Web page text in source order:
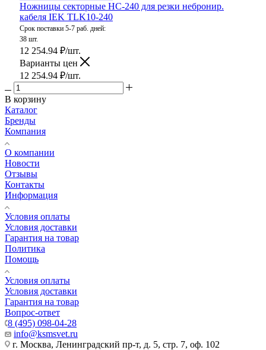
Ножницы секторные НС-240 для резки небронир.
кабеля IEK TLK10-240
Срок поставки 5-7 раб. дней:
38 шт.
12 254.94 ₽/шт.
Варианты цен
12 254.94 ₽/шт.
В корзину
Каталог
Бренды
Компания
О компании
Новости
Отзывы
Контакты
Информация
Условия оплаты
Условия доставки
Гарантия на товар
Политика
Помощь
Условия оплаты
Условия доставки
Гарантия на товар
Вопрос-ответ
8 (495) 098-04-28
info@ksmsvet.ru
г. Москва, Ленинградский пр-т, д. 5, стр. 7, оф. 102